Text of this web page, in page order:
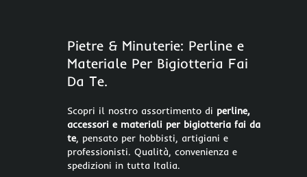
Pietre & Minuterie: Perline e
Materiale Per Bigiotteria Fai
Da Te.
Scopri il nostro assortimento di perline,
accessori e materiali per bigiotteria fai da
te, pensato per hobbisti, artigiani e
professionisti. Qualità, convenienza e
spedizioni in tutta Italia.